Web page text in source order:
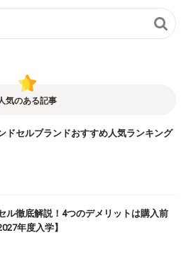

気のある記事
ドセルブランドおすすめ人気ランキング
ル徹底解説！4つのデメリットは購入前
年度入学】